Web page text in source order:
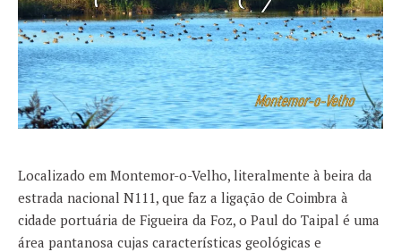
Localizado em Montemor-o-Velho, literalmente à beira da
estrada nacional N111, que faz a ligação de Coimbra à
cidade portuária de Figueira da Foz, o Paul do Taipal é uma
área pantanosa cujas características geológicas e